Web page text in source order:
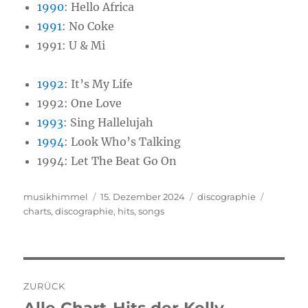
1990: Hello Africa
1991: No Coke
1991: U & Mi
1992: It’s My Life
1992: One Love
1993: Sing Hallelujah
1994: Look Who’s Talking
1994: Let The Beat Go On
Autor
musikhimmel
Veröffentlicht
am
15. Dezember 2024 Kategorien
discographie
charts,discographie, hits,songs
ZURÜCK